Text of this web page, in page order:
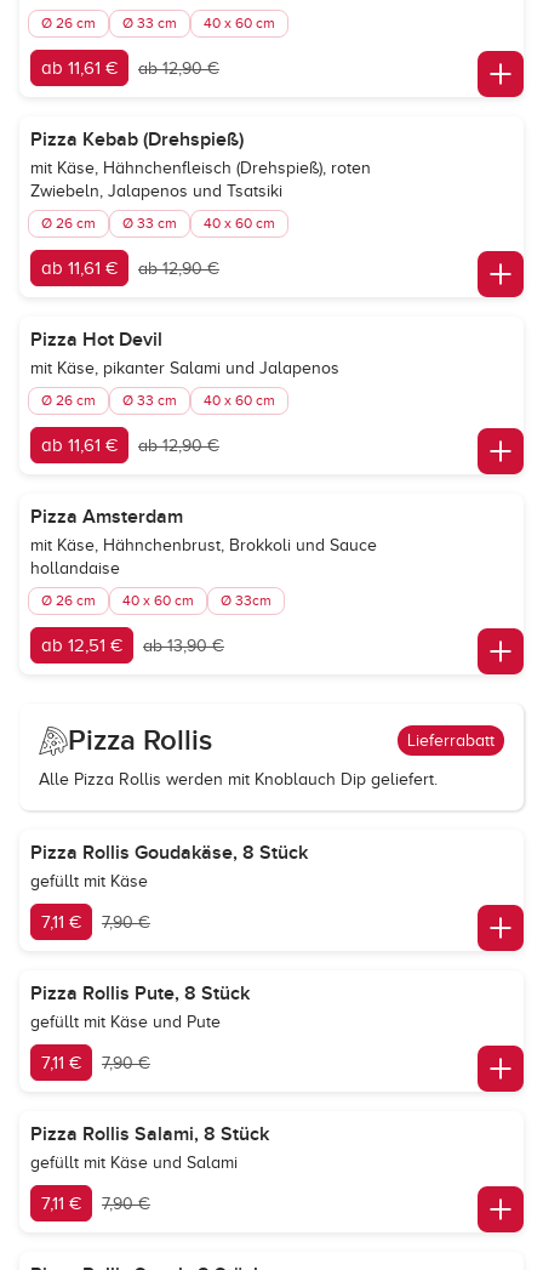
Ø 26 cm Ø 33 cm 40 x 60 cm
ab 11,61 € ab 12,90 €
Pizza Kebab (Drehspieß)
mit Käse, Hähnchenfleisch (Drehspieß), roten
Zwiebeln, Jalapenos und Tsatsiki
Ø 26 cm Ø 33 cm 40 x 60 cm
ab 11,61 € ab 12,90 €
Pizza Hot Devil
mit Käse, pikanter Salami und Jalapenos
Ø 26 cm Ø 33 cm 40 x 60 cm
ab 11,61 € ab 12,90 €
Pizza Amsterdam
mit Käse, Hähnchenbrust, Brokkoli und Sauce
hollandaise
Ø 26 cm 40 x 60 cm Ø 33cm
ab 12,51 € ab 13,90 €
Pizza Rollis Lieferrabatt
Alle Pizza Rollis werden mit Knoblauch Dip geliefert.
Pizza Rollis Goudakäse, 8 Stück
gefüllt mit Käse
7,11 € 7,90 €
Pizza Rollis Pute, 8 Stück
gefüllt mit Käse und Pute
7,11 € 7,90 €
Pizza Rollis Salami, 8 Stück
gefüllt mit Käse und Salami
7,11 € 7,90 €